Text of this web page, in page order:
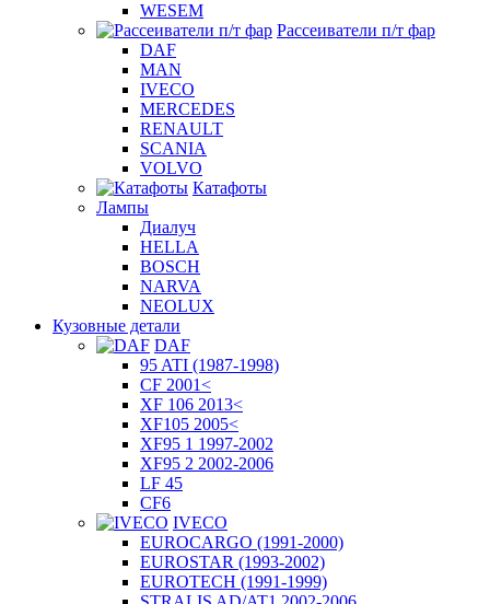
WESEM
Рассеиватели п/т фар
DAF
MAN
IVECO
MERCEDES
RENAULT
SCANIA
VOLVO
Катафоты
Лампы
Диалуч
HELLA
BOSCH
NARVA
NEOLUX
Кузовные детали
DAF
95 ATI (1987-1998)
CF 2001<
XF 106 2013<
XF105 2005<
XF95 1 1997-2002
XF95 2 2002-2006
LF 45
CF6
IVECO
EUROCARGO (1991-2000)
EUROSTAR (1993-2002)
EUROTECH (1991-1999)